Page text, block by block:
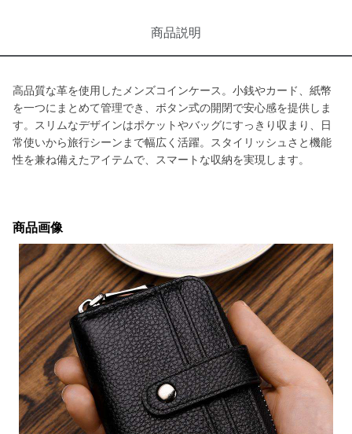
商品説明
高品質な革を使用したメンズコインケース。小銭やカード、紙幣
を一つにまとめて管理でき、ボタン式の開閉で安心感を提供しま
す。スリムなデザインはポケットやバッグにすっきり収まり、日
常使いから旅行シーンまで幅広く活躍。スタイリッシュさと機能
性を兼ね備えたアイテムで、スマートな収納を実現します。
商品画像